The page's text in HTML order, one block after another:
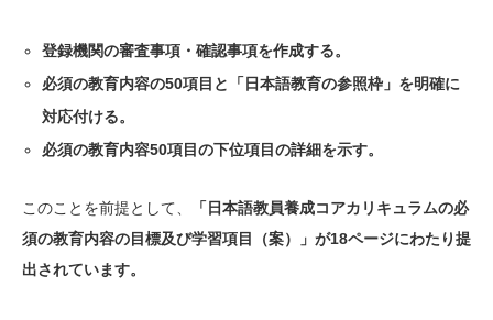
登録機関の審査事項・確認事項を作成する。
必須の教育内容の50項目と「日本語教育の参照枠」を明確に
対応付ける。
必須の教育内容50項目の下位項目の詳細を示す。
このことを前提として、
「日本語教員養成コアカリキュラムの必
須の教育内容の目標及び学習項目（案）」が18ページにわたり提
出されています。